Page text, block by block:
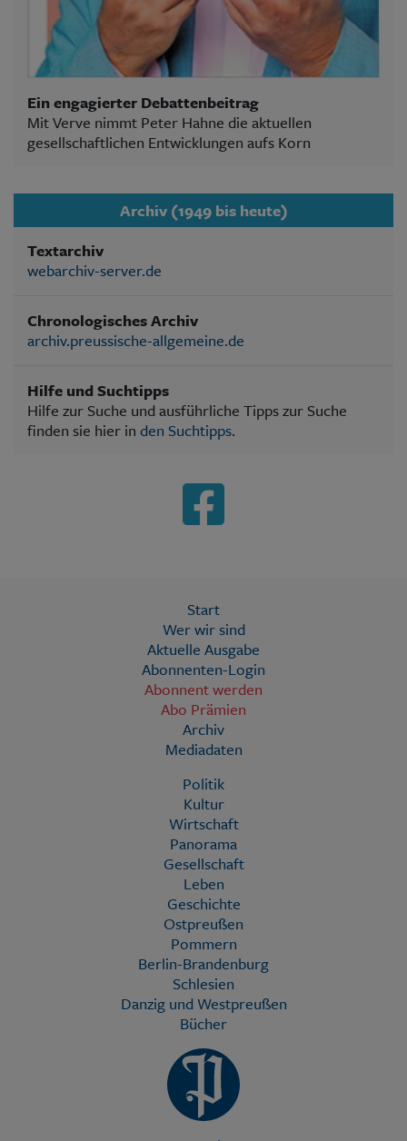
Ein engagierter Debattenbeitrag
Mit Verve nimmt Peter Hahne die aktuellen
gesellschaftlichen Entwicklungen aufs Korn
Archiv (1949 bis heute)
Textarchiv
webarchiv-server.de
Chronologisches Archiv
archiv.preussische-allgemeine.de
Hilfe und Suchtipps
Hilfe zur Suche und ausführliche Tipps zur Suche
finden sie hier in den Suchtipps.
Start
Wer wir sind
Aktuelle Ausgabe
Abonnenten-Login
Abonnent werden
Abo Prämien
Archiv
Mediadaten
Politik
Kultur
Wirtschaft
Panorama
Gesellschaft
Leben
Geschichte
Ostpreußen
Pommern
Berlin-Brandenburg
Schlesien
Danzig und Westpreußen
Bücher